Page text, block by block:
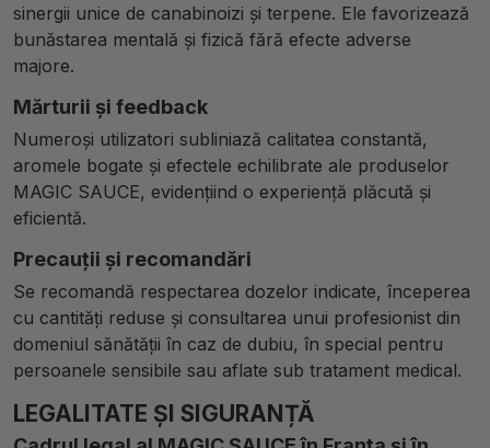
sinergii unice de canabinoizi și terpene. Ele favorizează
bunăstarea mentală și fizică fără efecte adverse
majore.
Mărturii și feedback
Numeroși utilizatori subliniază calitatea constantă,
aromele bogate și efectele echilibrate ale produselor
MAGIC SAUCE, evidențiind o experiență plăcută și
eficientă.
Precauții și recomandări
Se recomandă respectarea dozelor indicate, începerea
cu cantități reduse și consultarea unui profesionist din
domeniul sănătății în caz de dubiu, în special pentru
persoanele sensibile sau aflate sub tratament medical.
LEGALITATE ȘI SIGURANȚĂ